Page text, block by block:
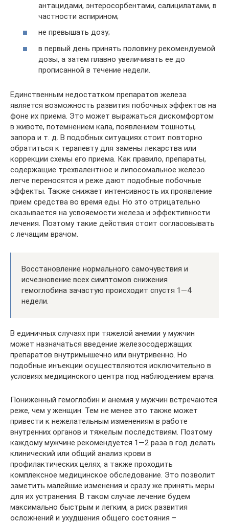
антацидами, энтеросорбентами, салицилатами, в
частности аспирином;
не превышать дозу;
в первый день принять половину рекомендуемой
дозы, а затем плавно увеличивать ее до
прописанной в течение недели.
Единственным недостатком препаратов железа
является возможность развития побочных эффектов на
фоне их приема. Это может выражаться дискомфортом
в животе, потемнением кала, появлением тошноты,
запора и т. д. В подобных ситуациях стоит повторно
обратиться к терапевту для замены лекарства или
коррекции схемы его приема. Как правило, препараты,
содержащие трехвалентное и липосомальное железо
легче переносятся и реже дают подобные побочные
эффекты. Также снижает интенсивность их проявление
прием средства во время еды. Но это отрицательно
сказывается на усвояемости железа и эффективности
лечения. Поэтому такие действия стоит согласовывать
с лечащим врачом.
Восстановление нормального самочувствия и
исчезновение всех симптомов снижения
гемоглобина зачастую происходит спустя 1—4
недели.
В единичных случаях при тяжелой анемии у мужчин
может назначаться введение железосодержащих
препаратов внутримышечно или внутривенно. Но
подобные инъекции осуществляются исключительно в
условиях медицинского центра под наблюдением врача.
Пониженный гемоглобин и анемия у мужчин встречаются
реже, чем у женщин. Тем не менее это также может
привести к нежелательным изменениям в работе
внутренних органов и тяжелым последствиям. Поэтому
каждому мужчине рекомендуется 1—2 раза в год делать
клинический или общий анализ крови в
профилактических целях, а также проходить
комплексное медицинское обследование. Это позволит
заметить малейшие изменения и сразу же принять меры
для их устранения. В таком случае лечение будем
максимально быстрым и легким, а риск развития
осложнений и ухудшения общего состояния –